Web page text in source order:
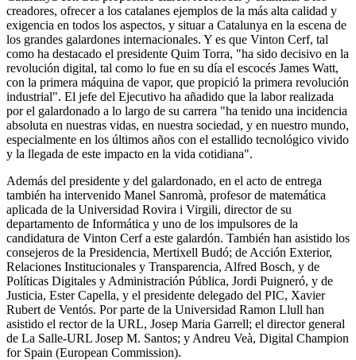
creadores, ofrecer a los catalanes ejemplos de la más alta calidad y
exigencia en todos los aspectos, y situar a Catalunya en la escena de
los grandes galardones internacionales. Y es que Vinton Cerf, tal
como ha destacado el presidente Quim Torra, "ha sido decisivo en la
revolución digital, tal como lo fue en su día el escocés James Watt,
con la primera máquina de vapor, que propició la primera revolución
industrial". El jefe del Ejecutivo ha añadido que la labor realizada
por el galardonado a lo largo de su carrera "ha tenido una incidencia
absoluta en nuestras vidas, en nuestra sociedad, y en nuestro mundo,
especialmente en los últimos años con el estallido tecnológico vivido
y la llegada de este impacto en la vida cotidiana".
Además del presidente y del galardonado, en el acto de entrega
también ha intervenido Manel Sanromà, profesor de matemática
aplicada de la Universidad Rovira i Virgili, director de su
departamento de Informática y uno de los impulsores de la
candidatura de Vinton Cerf a este galardón. También han asistido los
consejeros de la Presidencia, Mertixell Budó; de Acción Exterior,
Relaciones Institucionales y Transparencia, Alfred Bosch, y de
Políticas Digitales y Administración Pública, Jordi Puigneró, y de
Justicia, Ester Capella, y el presidente delegado del PIC, Xavier
Rubert de Ventós. Por parte de la Universidad Ramon Llull han
asistido el rector de la URL, Josep Maria Garrell; el director general
de La Salle-URL Josep M. Santos; y Andreu Veà, Digital Champion
for Spain (European Commission).